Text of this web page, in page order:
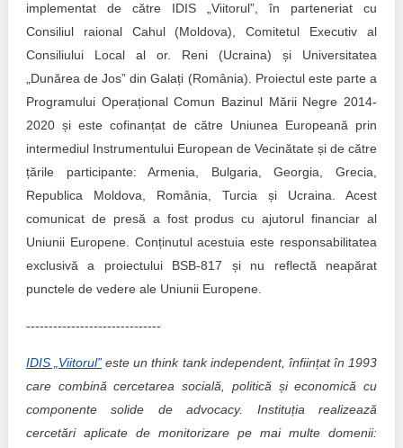
implementat de către IDIS „Viitorul”, în parteneriat cu
Consiliul raional Cahul (Moldova), Comitetul Executiv al
Consiliului Local al or. Reni (Ucraina) și Universitatea
„Dunărea de Jos” din Galați (România). Proiectul este parte a
Programului Operațional Comun Bazinul Mării Negre 2014-
2020 și este cofinanțat de către Uniunea Europeană prin
intermediul Instrumentului European de Vecinătate și de către
țările participante: Armenia, Bulgaria, Georgia, Grecia,
Republica Moldova, România, Turcia și Ucraina. Acest
comunicat de presă a fost produs cu ajutorul financiar al
Uniunii Europene. Conținutul acestuia este responsabilitatea
exclusivă a proiectului BSB-817 și nu reflectă neapărat
punctele de vedere ale Uniunii Europene.
------------------------------
IDIS „Viitorul” este un think tank independent, înființat în 1993
care combină cercetarea socială, politică și economică cu
componente solide de advocacy. Instituția realizează
cercetări aplicate de monitorizare pe mai multe domenii: